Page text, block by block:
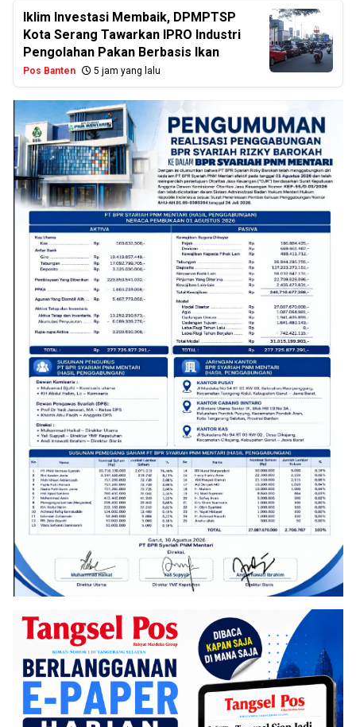
Iklim Investasi Membaik, DPMPTSP
Kota Serang Tawarkan IPRO Industri
Pengolahan Pakan Berbasis Ikan
Pos Banten 5 jam yang lalu